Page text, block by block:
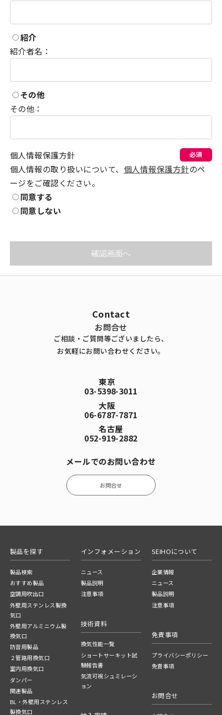
紹介
紹介者名：
その他
その他：
個人情報保護方針 必須
個人情報の取り扱いについて、 個人情報保護方針のペ
ージをご確認ください。
同意する
同意しない
Contact
お問合せ
ご相談・ご質問等ございましたら、
お気軽にお問い合わせください。
東京
03-5398-3011
大阪
06-6787-7871
名古屋
052-919-2882
メールでのお問い合わせ
お問合せ
製品を探す
製品検索
おすすめ製品
空調用吹出口
外壁用ステンレス製換
気口
外壁用アルミニウム製
換気口
防音用製品
２管路用換気口
室内用換気口
ダンパー
関連製品
BL・外壁用ステンレス
製換気口
インフォメーション
ニュース
製品説明
注意事項
技術資料
換気性能一覧
ショートサーキット試
験報告書
気流可視シュミレーシ
ョン
SEIHOについて
企業情報
ニュース
製品説明
注意事項
免責事項
プライバシーポリシー
免責事項
お問合せ